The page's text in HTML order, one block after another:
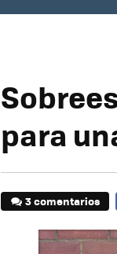
para
3 comentarios